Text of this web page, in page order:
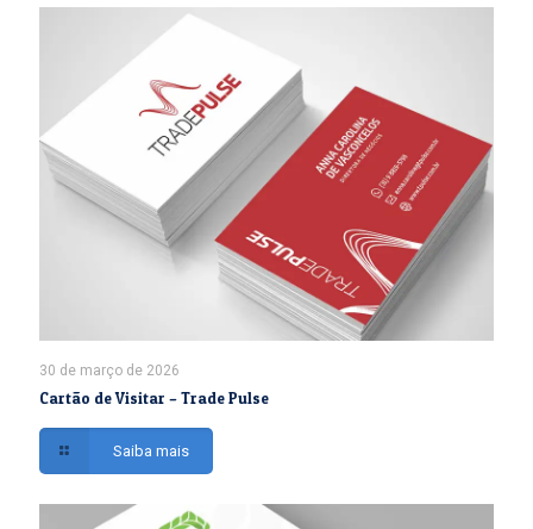
30 de março de 2026
Cartão de Visitar – Trade Pulse
Saiba mais